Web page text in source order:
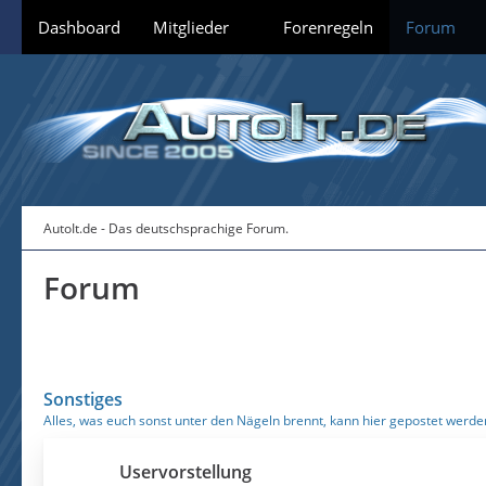
Dashboard Mitglieder Forenregeln Forum
AutoIt.de - Das deutschsprachige Forum.
Forum
Sonstiges
Alles, was euch sonst unter den Nägeln brennt, kann hier gepostet
Uservorstellung